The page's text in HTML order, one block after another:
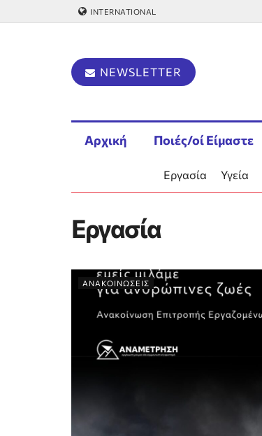
INTERNATIONAL
NEWSLETTER
Αρχική Ποιές/οί Είμαστε
Εργασία Υγεία
Εργασία
ΑΝΑΚΟΙΝΩΣΕΙΣ